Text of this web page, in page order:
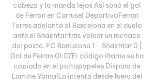
cabeza y la manda lejos Así sonó el gol
de Ferran en Carrusel DeportivoFerran
Torres adelanta al Barcelona en el duelo
ante el Shakhtar tras volear un rechace
del poste. FC Barcelona 1 - Shakhtar 0 |
Gol de Ferran 01:07El código iframe se ha
copiado en el portapapeles Disparo de
Lamine YamalLo intenta desde fuera del